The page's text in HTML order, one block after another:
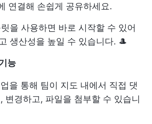
연결해 손쉽게 공유하세요.
을 사용하면 바로 시작할 수 있어
생산성을 높일 수 있습니다. 🎩
능
을 통해 팀이 지도 내에서 직접 댓
변경하고, 파일을 첨부할 수 있습니